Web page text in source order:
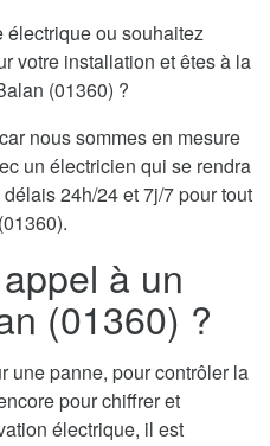
électrique ou souhaitez
votre installation et êtes à la
(01360) ?
nous sommes en mesure
un électricien qui se rendra
24h/24 et 7j/7 pour tout
à un
(01360) ?
une panne, pour contrôler la
pour chiffrer et
électrique, il est